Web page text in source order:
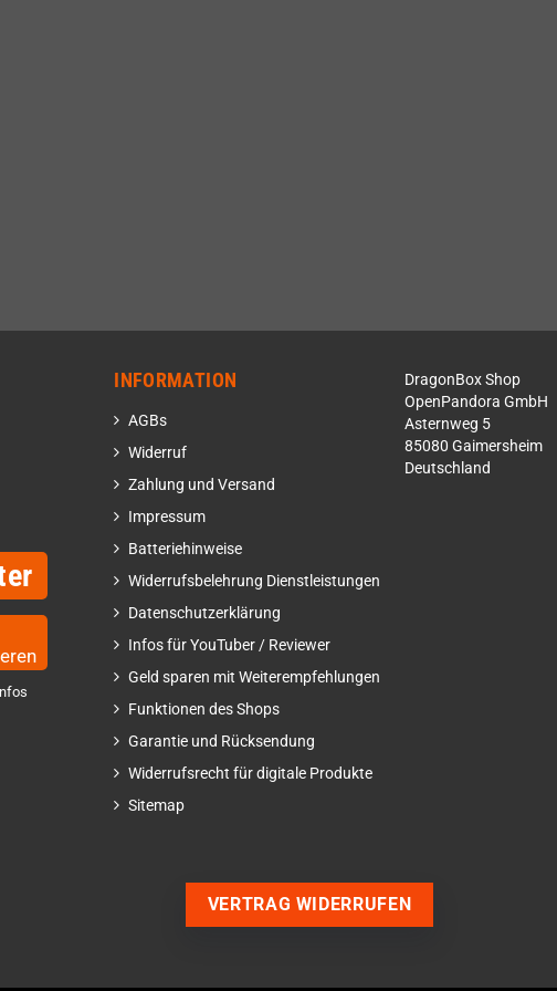
INFORMATION
AGBs
Widerruf
Zahlung und Versand
Impressum
Batteriehinweise
Widerrufsbelehrung Dienstleistungen
Datenschutzerklärung
Infos für YouTuber / Reviewer
Geld sparen mit Weiterempfehlungen
Funktionen des Shops
Garantie und Rücksendung
Widerrufsrecht für digitale Produkte
Sitemap
DragonBox Shop
OpenPandora GmbH
Asternweg 5
85080 Gaimersheim
Deutschland
VERTRAG WIDERRUFEN